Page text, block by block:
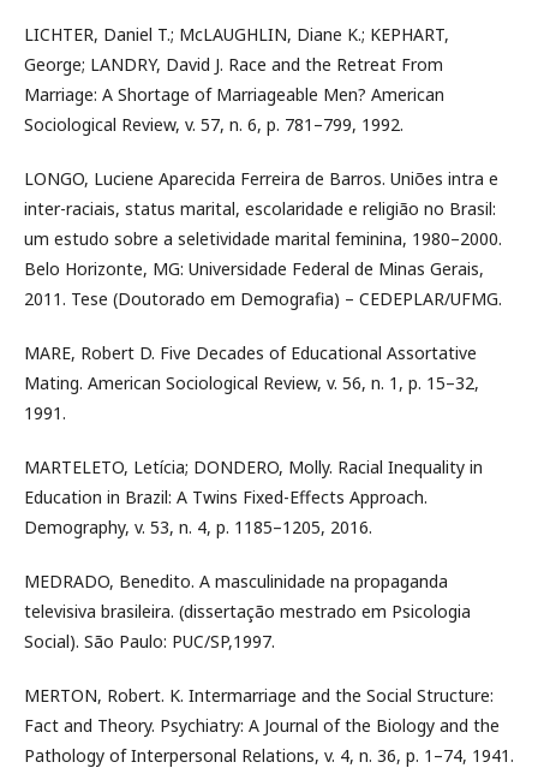
LICHTER, Daniel T.; McLAUGHLIN, Diane K.; KEPHART,
George; LANDRY, David J. Race and the Retreat From
Marriage: A Shortage of Marriageable Men? American
Sociological Review, v. 57, n. 6, p. 781–799, 1992.
LONGO, Luciene Aparecida Ferreira de Barros. Uniões intra e
inter-raciais, status marital, escolaridade e religião no Brasil:
um estudo sobre a seletividade marital feminina, 1980–2000.
Belo Horizonte, MG: Universidade Federal de Minas Gerais,
2011. Tese (Doutorado em Demografia) – CEDEPLAR/UFMG.
MARE, Robert D. Five Decades of Educational Assortative
Mating. American Sociological Review, v. 56, n. 1, p. 15–32,
1991.
MARTELETO, Letícia; DONDERO, Molly. Racial Inequality in
Education in Brazil: A Twins Fixed-Effects Approach.
Demography, v. 53, n. 4, p. 1185–1205, 2016.
MEDRADO, Benedito. A masculinidade na propaganda
televisiva brasileira. (dissertação mestrado em Psicologia
Social). São Paulo: PUC/SP,1997.
MERTON, Robert. K. Intermarriage and the Social Structure:
Fact and Theory. Psychiatry: A Journal of the Biology and the
Pathology of Interpersonal Relations, v. 4, n. 36, p. 1–74, 1941.